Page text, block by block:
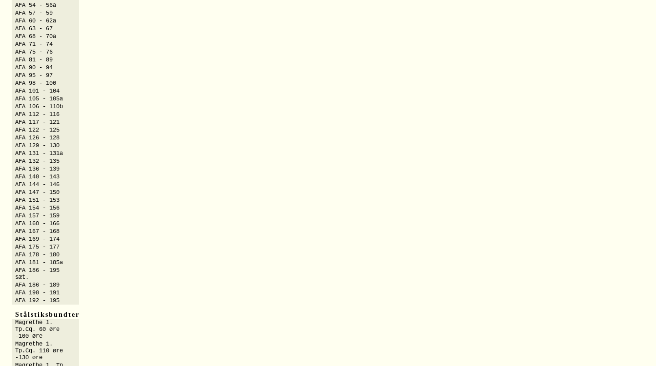
AFA 54 - 56a
AFA 57 - 59
AFA 60 - 62a
AFA 63 - 67
AFA 68 - 70a
AFA 71 - 74
AFA 75 - 76
AFA 81 - 89
AFA 90 - 94
AFA 95 - 97
AFA 98 - 100
AFA 101 - 104
AFA 105 - 105a
AFA 106 - 110b
AFA 112 - 116
AFA 117 - 121
AFA 122 - 125
AFA 126 - 128
AFA 129 - 130
AFA 131 - 131a
AFA 132 - 135
AFA 136 - 139
AFA 140 - 143
AFA 144 - 146
AFA 147 - 150
AFA 151 - 153
AFA 154 - 156
AFA 157 - 159
AFA 160 - 166
AFA 167 - 168
AFA 169 - 174
AFA 175 - 177
AFA 178 - 180
AFA 181 - 185a
AFA 186 - 195
sæt.
AFA 186 - 189
AFA 190 - 191
AFA 192 - 195
Stålstiksbundter
Magrethe 1.
Tp.Cq. 60 øre
-100 øre
Magrethe 1.
Tp.Cq. 110 øre
-130 øre